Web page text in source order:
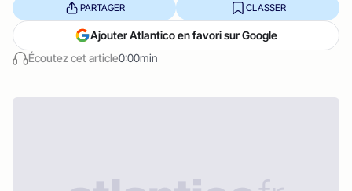
Écoutez cet article0:00min
PARTAGER CLASSER
Ajouter Atlantico en favori sur Google